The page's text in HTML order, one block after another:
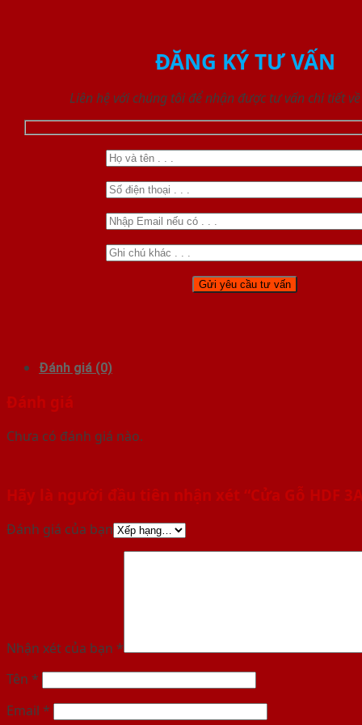
ĐĂNG KÝ TƯ VẤN
Liên hệ với chúng tôi để nhận được tư vấn chi tiết
Đánh giá (0)
Đánh giá
Chưa có đánh giá nào.
Hãy là người đầu tiên nhận xét “Cửa Gỗ HDF
Đánh giá của bạn
Nhận xét của bạn *
Tên *
Email *